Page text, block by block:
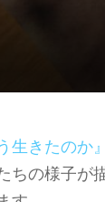
生きたのか』
ちの様子が